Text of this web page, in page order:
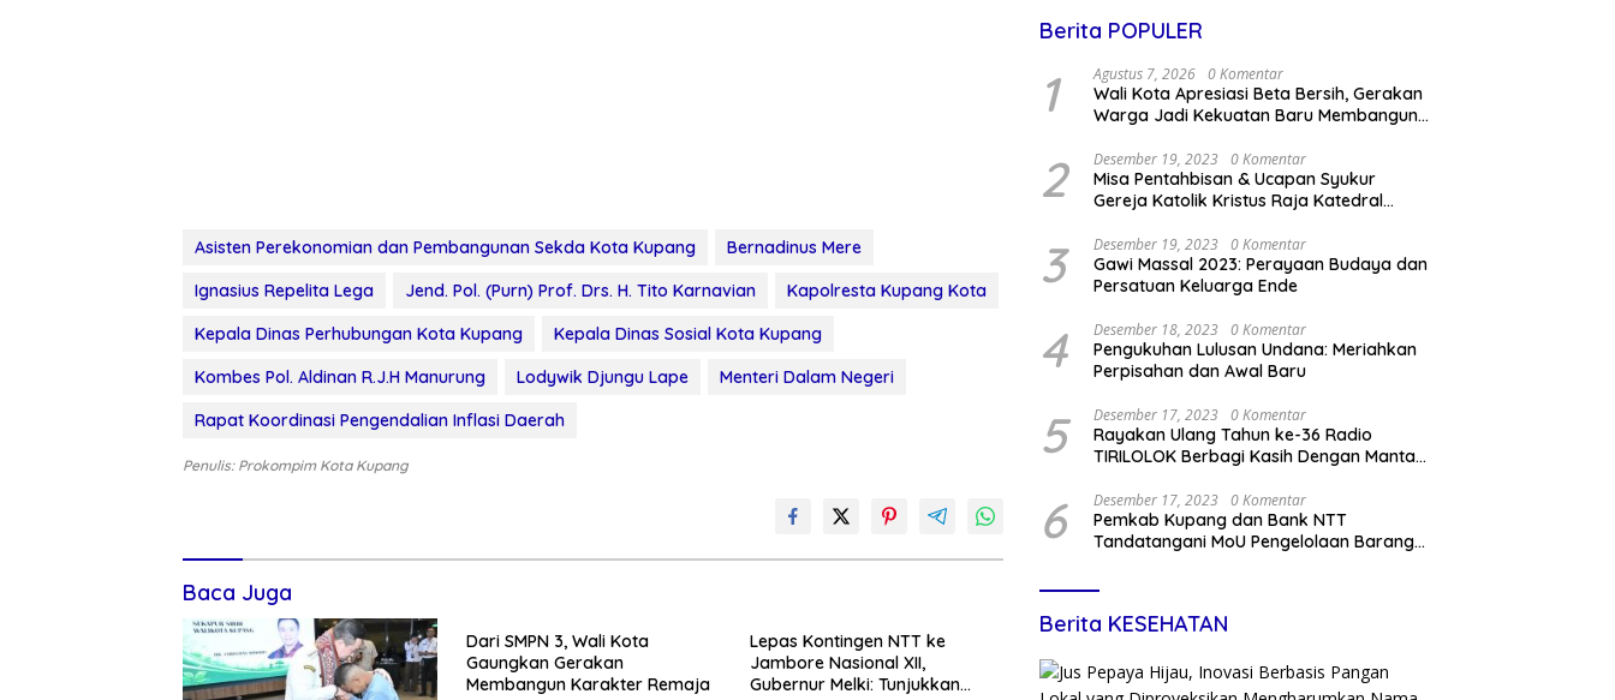
Asisten Perekonomian dan Pembangunan Sekda Kota Kupang
Bernadinus Mere
Ignasius Repelita Lega
Jend. Pol. (Purn) Prof. Drs. H. Tito Karnavian
Kapolresta Kupang Kota
Kepala Dinas Perhubungan Kota Kupang
Kepala Dinas Sosial Kota Kupang
Kombes Pol. Aldinan R.J.H Manurung
Lodywik Djungu Lape
Menteri Dalam Negeri
Rapat Koordinasi Pengendalian Inflasi Daerah
Penulis: Prokompim Kota Kupang
Baca Juga
Dari SMPN 3, Wali Kota
Gaungkan Gerakan
Membangun Karakter Remaja
Lepas Kontingen NTT ke
Jambore Nasional XII,
Gubernur Melki: Tunjukkan
Berita POPULER
1 Agustus 7, 2026 0 Komentar
Wali Kota Apresiasi Beta Bersih, Gerakan
Warga Jadi Kekuatan Baru Membangun
2 Desember 19, 2023 0 Komentar
Misa Pentahbisan & Ucapan Syukur
Gereja Katolik Kristus Raja Katedral
3 Desember 19, 2023 0 Komentar
Gawi Massal 2023: Perayaan Budaya dan
Persatuan Keluarga Ende
4 Desember 18, 2023 0 Komentar
Pengukuhan Lulusan Undana: Meriahkan
Perpisahan dan Awal Baru
5 Desember 17, 2023 0 Komentar
Rayakan Ulang Tahun ke-36 Radio
TIRILOLOK Berbagi Kasih Dengan Mantan
6 Desember 17, 2023 0 Komentar
Pemkab Kupang dan Bank NTT
Tandatangani MoU Pengelolaan Barang
Pemda
Berita KESEHATAN